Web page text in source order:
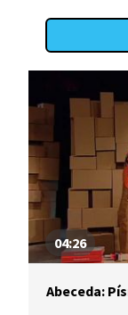
04:26
Abeceda: